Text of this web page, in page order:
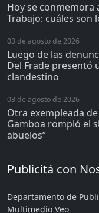
Hoy se conmemora
Trabajo: cuáles son
03 de agosto de 2026
Luego de las
Del Frade presentó
clandestino
03 de agosto de 2026
Otra exempleada
Gamboa rompió el
abuelos”
Publicitá con
Departamento de
Multimedio Veo